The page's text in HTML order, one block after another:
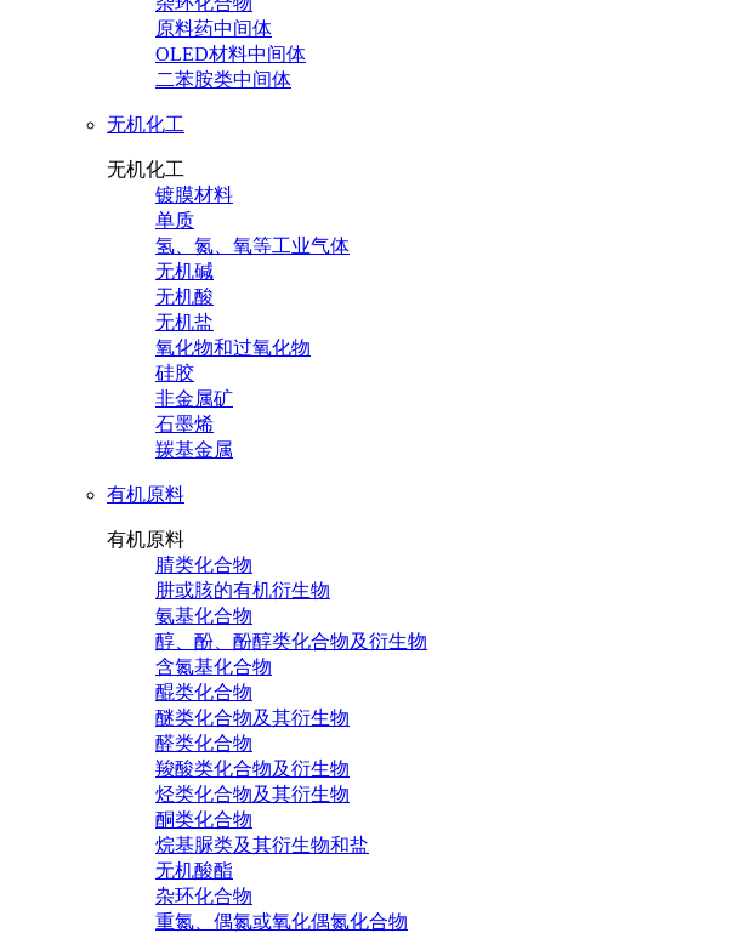
原料药中间体
OLED材料中间体
二苯胺类中间体
无机化工
无机化工
镀膜材料
单质
氢、氮、氧等工业气体
无机碱
无机酸
无机盐
氧化物和过氧化物
硅胶
非金属矿
石墨烯
羰基金属
有机原料
有机原料
腈类化合物
肼或胲的有机衍生物
氨基化合物
醇、酚、酚醇类化合物及衍生物
含氮基化合物
醌类化合物
醚类化合物及其衍生物
醛类化合物
羧酸类化合物及衍生物
烃类化合物及其衍生物
酮类化合物
烷基脲类及其衍生物和盐
无机酸酯
杂环化合物
重氮、偶氮或氧化偶氮化合物